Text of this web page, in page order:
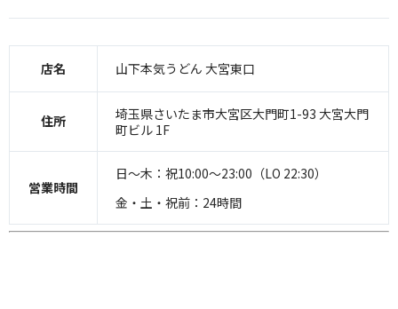
店名 山下本気うどん 大宮東口
住所
埼玉県さいたま市大宮区大門町1-93 大宮大門
町ビル 1F
営業時間
日～木：祝10:00～23:00（LO 22:30）
金・土・祝前：24時間